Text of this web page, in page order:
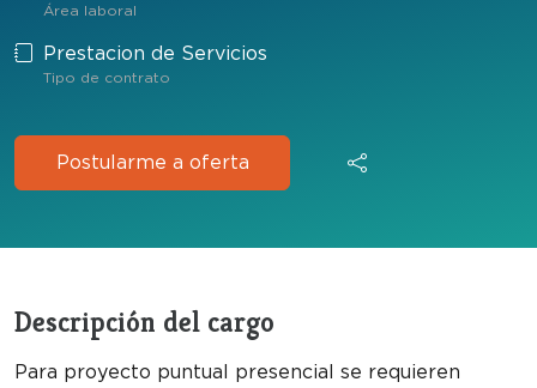
Área laboral
Prestacion de Servicios
Tipo de contrato
Postularme a oferta
Descripción del cargo
Para proyecto puntual presencial se requieren